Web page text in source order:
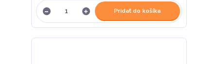
Pridať do košíka